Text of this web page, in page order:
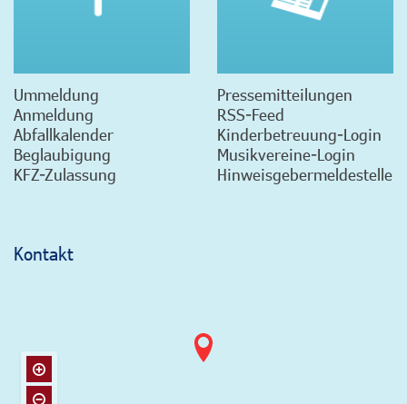
Ummeldung
Anmeldung
Abfallkalender
Beglaubigung
KFZ-Zulassung
Pressemitteilungen
RSS-Feed
Kinderbetreuung-Login
Musikvereine-Login
Hinweisgebermeldestelle
Kontakt